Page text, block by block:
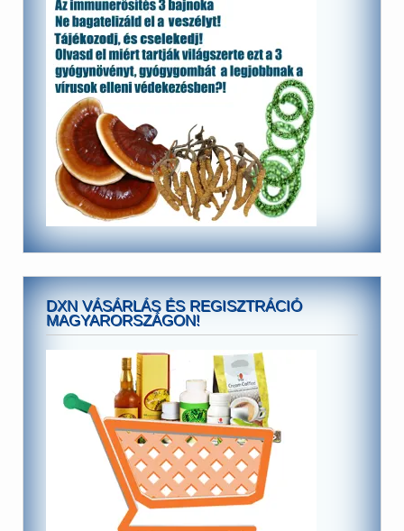
DXN VÁSÁRLÁS ÉS REGISZTRÁCIÓ
MAGYARORSZÁGON!